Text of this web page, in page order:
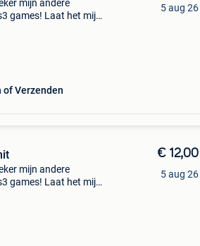
mijn andere
games! Laat het mij
of Verzenden
5 aug 26
mijn andere
games! Laat het mij
€ 12,00
5 aug 26